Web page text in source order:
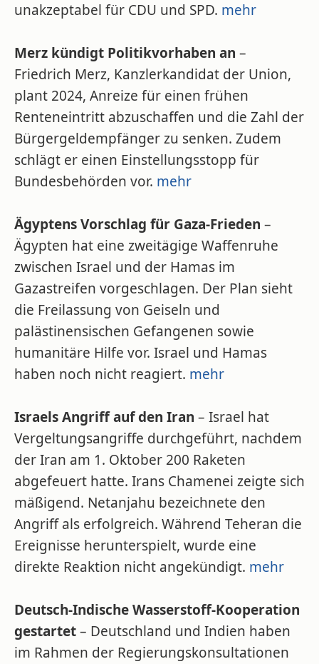
unakzeptabel für CDU und SPD. mehr
Merz kündigt Politikvorhaben an –
Friedrich Merz, Kanzlerkandidat der Union,
plant 2024, Anreize für einen frühen
Renteneintritt abzuschaffen und die Zahl der
Bürgergeldempfänger zu senken. Zudem
schlägt er einen Einstellungsstopp für
Bundesbehörden vor. mehr
Ägyptens Vorschlag für Gaza-Frieden –
Ägypten hat eine zweitägige Waffenruhe
zwischen Israel und der Hamas im
Gazastreifen vorgeschlagen. Der Plan sieht
die Freilassung von Geiseln und
palästinensischen Gefangenen sowie
humanitäre Hilfe vor. Israel und Hamas
haben noch nicht reagiert. mehr
Israels Angriff auf den Iran – Israel hat
Vergeltungsangriffe durchgeführt, nachdem
der Iran am 1. Oktober 200 Raketen
abgefeuert hatte. Irans Chamenei zeigte sich
mäßigend. Netanjahu bezeichnete den
Angriff als erfolgreich. Während Teheran die
Ereignisse herunterspielt, wurde eine
direkte Reaktion nicht angekündigt. mehr
Deutsch-Indische Wasserstoff-Kooperation
gestartet– Deutschland und Indien haben
im Rahmen der Regierungskonsultationen